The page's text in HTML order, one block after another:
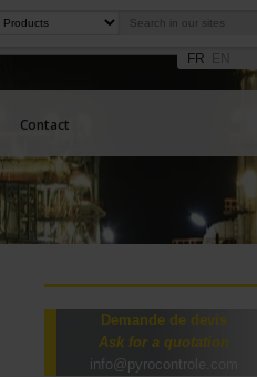
FR
Contact
Demande de devis
Ask for a quotation
info@pyrocontrole.com